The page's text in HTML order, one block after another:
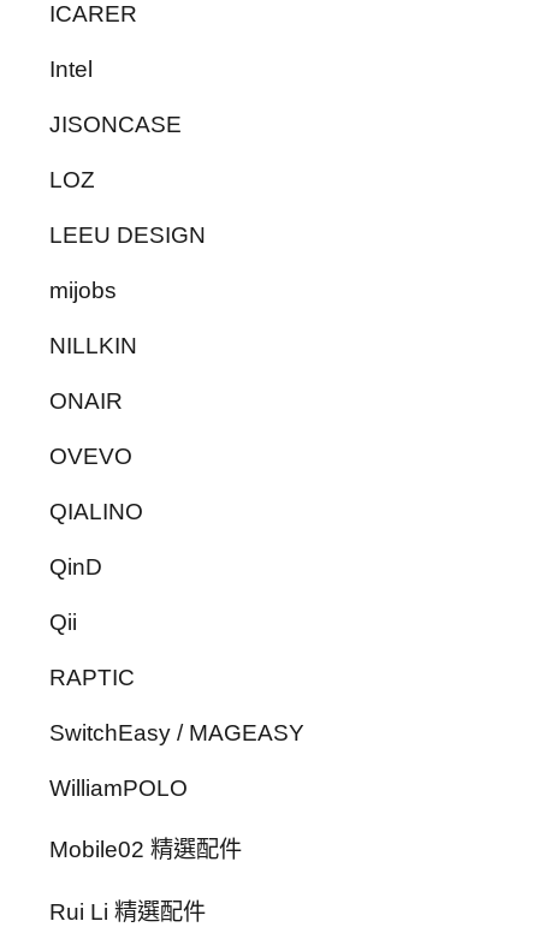
ICARER
Intel
JISONCASE
LOZ
LEEU DESIGN
mijobs
NILLKIN
ONAIR
OVEVO
QIALINO
QinD
Qii
RAPTIC
SwitchEasy / MAGEASY
WilliamPOLO
Mobile02 精選配件
Rui Li 精選配件